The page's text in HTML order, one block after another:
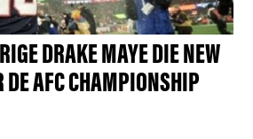
DRAKE MAYE DIE NEW
DE AFC CHAMPIONSHIP